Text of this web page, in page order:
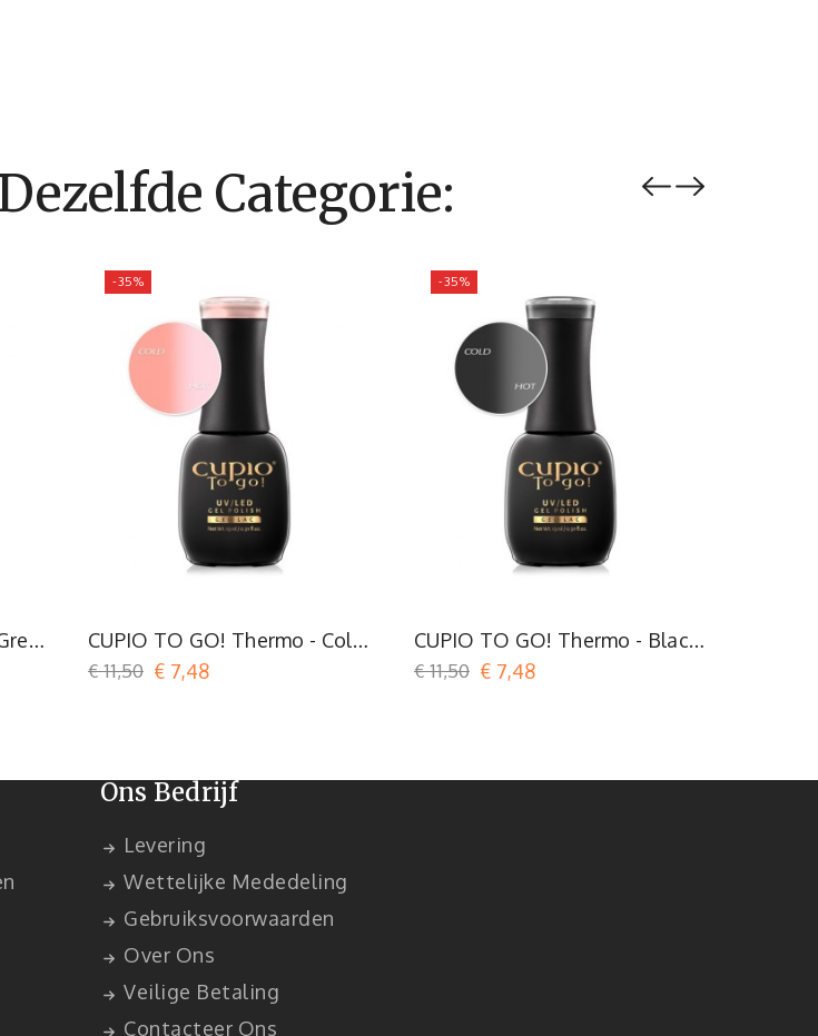
Categorie:
-35%
CUPIO TO GO! Thermo - Cold
Heart
€ 11,50 € 7,48
Roze
-35%
CUPIO TO GO! Thermo - Black
Raven
€ 11,50 € 7,48
Zwart
Ons Bedrijf
Levering
Wettelijke Mededeling
Gebruiksvoorwaarden
Over Ons
Veilige Betaling
Contacteer Ons